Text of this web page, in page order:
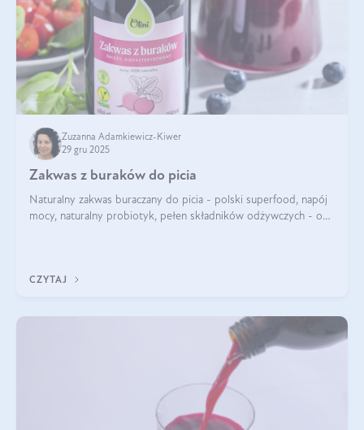
Zuzanna Adamkiewicz-Kiwer
29 gru 2025
Zakwas z buraków do picia
Naturalny zakwas buraczany do picia - polski superfood, napój
mocy, naturalny probiotyk, pełen składników odżywczych - o
CZYTAJ